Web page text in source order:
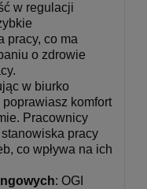
w regulacji
pracy, co ma
o zdrowie
w biurko
komfort
Pracownicy
pracy
co wpływa na ich
: OGI